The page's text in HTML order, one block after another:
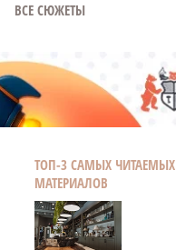
ВСЕ СЮЖЕТЫ
ТОП-3 САМЫХ ЧИТАЕМЫХ
МАТЕРИАЛОВ